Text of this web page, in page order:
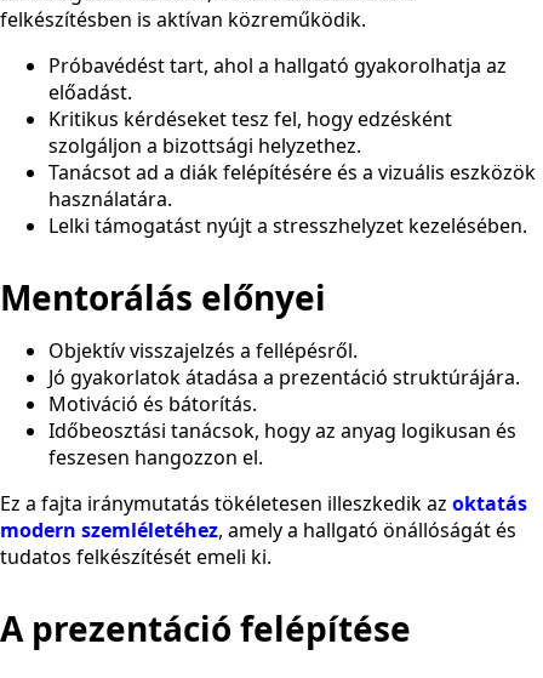
felkészítésben is aktívan közreműködik.
Próbavédést tart, ahol a hallgató gyakorolhatja az
előadást.
Kritikus kérdéseket tesz fel, hogy edzésként
szolgáljon a bizottsági helyzethez.
Tanácsot ad a diák felépítésére és a vizuális eszközök
használatára.
Lelki támogatást nyújt a stresszhelyzet kezelésében.
Mentorálás előnyei
Objektív visszajelzés a fellépésről.
Jó gyakorlatok átadása a prezentáció struktúrájára.
Motiváció és bátorítás.
Időbeosztási tanácsok, hogy az anyag logikusan és
feszesen hangozzon el.
Ez a fajta iránymutatás tökéletesen illeszkedik az oktatás
modern szemléletéhez, amely a hallgató önállóságát és
tudatos felkészítését emeli ki.
A prezentáció felépítése